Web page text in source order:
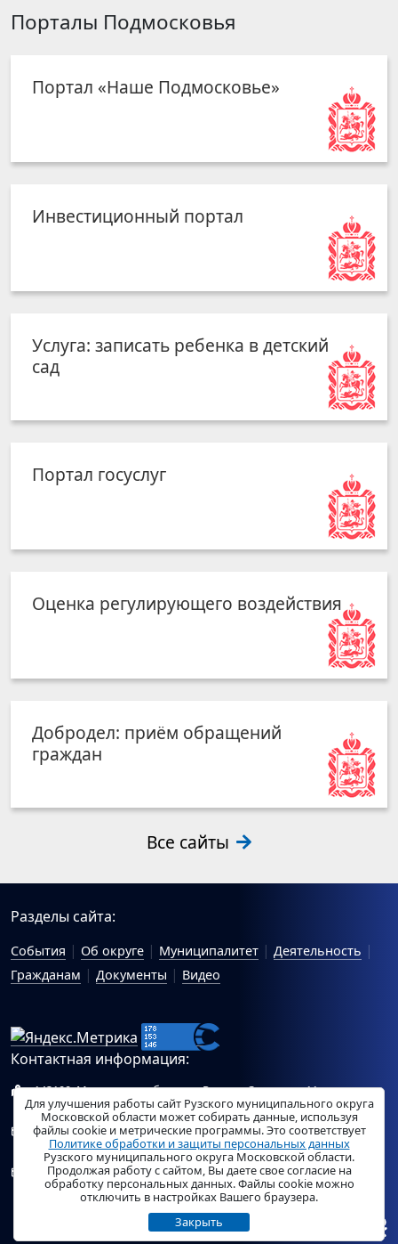
Порталы Подмосковья
Портал «Наше Подмосковье»
Инвестиционный портал
Услуга: записать ребенка в детский
сад
Портал госуслуг
Оценка регулирующего воздействия
Добродел: приём обращений
граждан
Все сайты
Разделы сайта:
События Об округе Муниципалитет
Деятельность
Гражданам
Документы Видео
Контактная информация:
143100, Московская область, г.Руза, ул.Солнцева, 11
Схема проезда
Общий отдел Администрации Рузского муниципального
округа:ruza_region_ruza@mosreg.ru.
Отдел по работе с обращениями граждан Администрации
Рузского муниципального округа:ruza_og_argo@mosreg.ru
Для улучшения работы сайт Рузского муниципального округа
Московской области может собирать данные, используя
файлы cookie и метрические программы. Это соответствует
Политике обработки и защиты персональных данных
Рузского муниципального округа Московской области.
Продолжая работу с сайтом, Вы даете свое согласие на
обработку персональных данных. Файлы cookie можно
отключить в настройках Вашего браузера.
Закрыть